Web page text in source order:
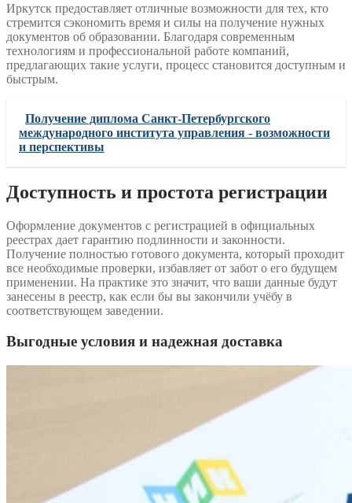
Иркутск предоставляет отличные возможности для тех, кто
стремится сэкономить время и силы на получение нужных
документов об образовании. Благодаря современным
технологиям и профессиональной работе компаний,
предлагающих такие услуги, процесс становится доступным и
быстрым.
Получение диплома Санкт-Петербургского
международного института управления - возможности
и перспективы
Доступность и простота регистрации
Оформление документов с регистрацией в официальных
реестрах дает гарантию подлинности и законности.
Получение полностью готового документа, который проходит
все необходимые проверки, избавляет от забот о его будущем
применении. На практике это значит, что ваши данные будут
занесены в реестр, как если бы вы закончили учёбу в
соответствующем заведении.
Выгодные условия и надежная доставка